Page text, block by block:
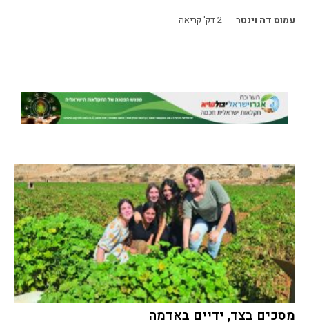
עמוס דה וינטר 2דק' קריאה
מסכים בצד, ידיים באדמה